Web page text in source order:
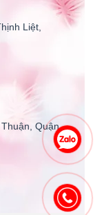
Liệt,
Quận